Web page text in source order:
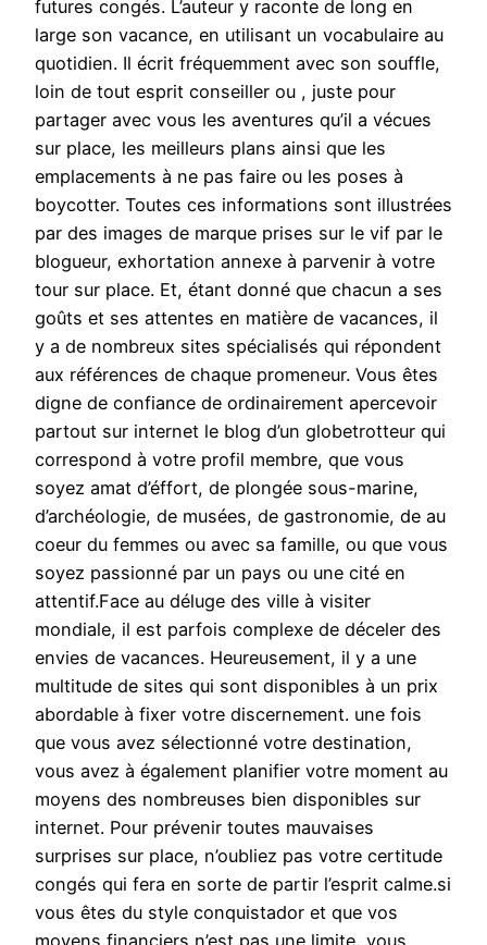
futures congés. L’auteur y raconte de long en
large son vacance, en utilisant un vocabulaire au
quotidien. Il écrit fréquemment avec son souffle,
loin de tout esprit conseiller ou , juste pour
partager avec vous les aventures qu’il a vécues
sur place, les meilleurs plans ainsi que les
emplacements à ne pas faire ou les poses à
boycotter. Toutes ces informations sont illustrées
par des images de marque prises sur le vif par le
blogueur, exhortation annexe à parvenir à votre
tour sur place. Et, étant donné que chacun a ses
goûts et ses attentes en matière de vacances, il
y a de nombreux sites spécialisés qui répondent
aux références de chaque promeneur. Vous êtes
digne de confiance de ordinairement apercevoir
partout sur internet le blog d’un globetrotteur qui
correspond à votre profil membre, que vous
soyez amat d’éffort, de plongée sous-marine,
d’archéologie, de musées, de gastronomie, de au
coeur du femmes ou avec sa famille, ou que vous
soyez passionné par un pays ou une cité en
attentif.Face au déluge des ville à visiter
mondiale, il est parfois complexe de déceler des
envies de vacances. Heureusement, il y a une
multitude de sites qui sont disponibles à un prix
abordable à fixer votre discernement. une fois
que vous avez sélectionné votre destination,
vous avez à également planifier votre moment au
moyens des nombreuses bien disponibles sur
internet. Pour prévenir toutes mauvaises
surprises sur place, n’oubliez pas votre certitude
congés qui fera en sorte de partir l’esprit calme.si
vous êtes du style conquistador et que vos